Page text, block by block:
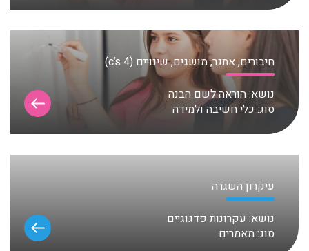
חיבורים, אתגר, מושגים, שינויים (c’s 4)
נושא:הוראה לשם הבנה
סוג: כלי חשיבה ולמידה
עיקרון השגרה
נושא: עקרונות פדגוגיים
סוג:מאמרים